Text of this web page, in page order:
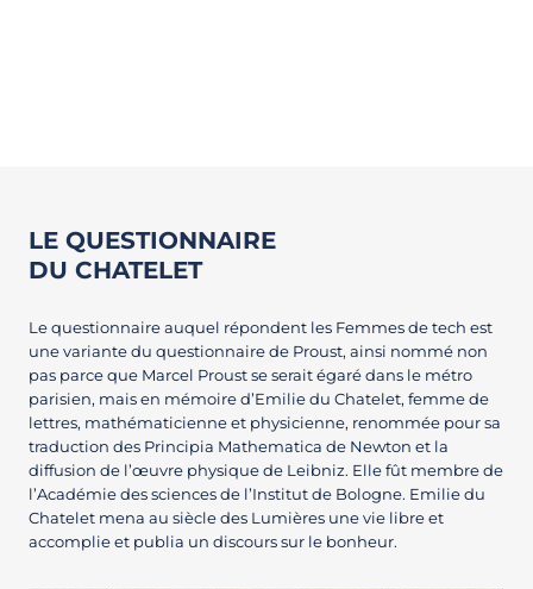
LE QUESTIONNAIRE
DU CHATELET
Le questionnaire auquel répondent les Femmes de tech est
une variante du questionnaire de Proust, ainsi nommé non
pas parce que Marcel Proust se serait égaré dans le métro
parisien, mais en mémoire d’Emilie du Chatelet, femme de
lettres, mathématicienne et physicienne, renommée pour sa
traduction des Principia Mathematica de Newton et la
diffusion de l’œuvre physique de Leibniz. Elle fût membre de
l’Académie des sciences de l’Institut de Bologne. Emilie du
Chatelet mena au siècle des Lumières une vie libre et
accomplie et publia un discours sur le bonheur.